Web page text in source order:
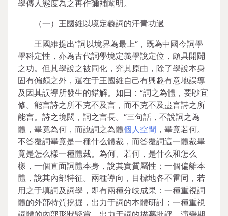
學傳人態度為之再作彌補闡明。
（一）王國維以境定義詞的汗青功過
王國維提出“詞以境界為最上”，既為中國今詞學
學科定性，亦為古代詞學境定義學說定位，頗具開闢
之功。但其學說之被同化，究其原由，除了學說本身
固有偏頗之外，還在于王國維自己有興趣有意地誤導
及因其誤導所發生的錯解。如曰：“詞之為體，要眇宜
修。能言詩之所不克不及言，而不克不及盡言詩之所
能言。詩之境闊，詞之言長。”三句話，不說詞之為
體，畢竟為何，而說詞之為體個人空間 ，畢竟若何。
不答覆詞畢竟是一種什么體裁，而答覆詞這一體裁畢
竟是怎么樣一種體裁。為何、若何，是什么和怎么
樣，一個直面詞體本身，說其實質屬性；一個偏離本
體，說其內部特征。兩種導向，目標地各不雷同，若
用之于填詞及詞學，即有兩種分歧成果：一種重視詞
體的外部特質挖掘，出力于詞的本體研討；一種重視